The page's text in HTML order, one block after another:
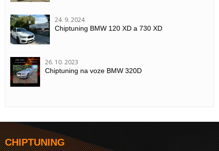
24. 9. 2024
Chiptuning BMW 120 XD a 730 XD
26. 10. 2023
Chiptuning na voze BMW 320D
CHIPTUNING